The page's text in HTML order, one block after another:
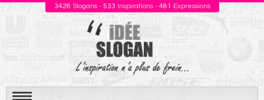
3428 Slogans - 533 Inspirations - 481 Expressions
Aller